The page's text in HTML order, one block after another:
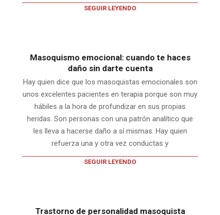
SEGUIR LEYENDO
Masoquismo emocional: cuando te haces
daño sin darte cuenta
Hay quien dice que los masoquistas emocionales son
unos excelentes pacientes en terapia porque son muy
hábiles a la hora de profundizar en sus propias
heridas. Son personas con una patrón analítico que
les lleva a hacerse daño a sí mismas. Hay quien
refuerza una y otra vez conductas y
SEGUIR LEYENDO
Trastorno de personalidad masoquista